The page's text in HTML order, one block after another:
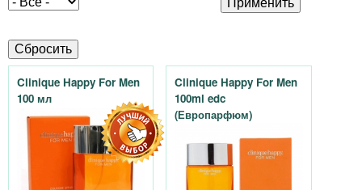
.
b
y
Clinique Happy For Men
100 мл
Clinique Happy For Men
100ml edc
(Европарфюм)